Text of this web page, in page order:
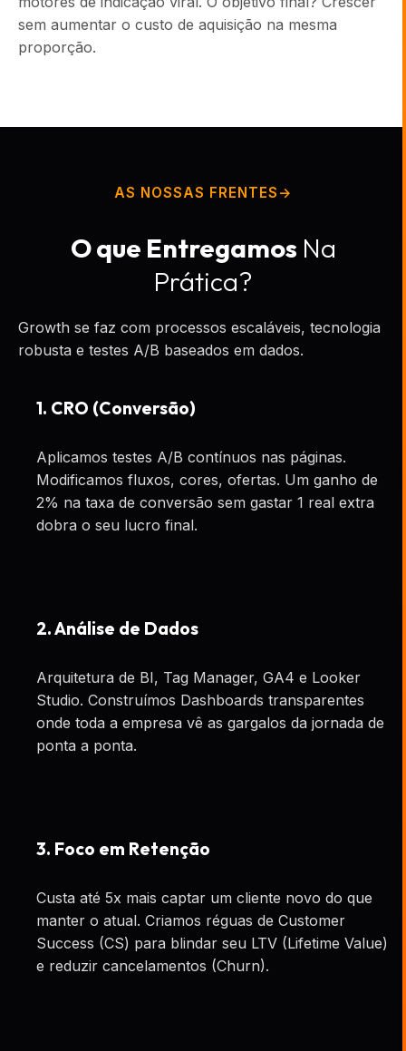
sem aumentar o custo de aquisição na mesma
proporção.
AS NOSSAS FRENTES
O que Entregamos Na
Prática?
Growth se faz com processos escaláveis, tecnologia
robusta e testes A/B baseados em dados.
1. CRO (Conversão)
Aplicamos testes A/B contínuos nas páginas.
Modificamos fluxos, cores, ofertas. Um ganho de
2% na taxa de conversão sem gastar 1 real extra
dobra o seu lucro final.
2. Análise de Dados
Arquitetura de BI, Tag Manager, GA4 e Looker
Studio. Construímos Dashboards transparentes
onde toda a empresa vê as gargalos da jornada de
ponta a ponta.
3. Foco em Retenção
Custa até 5x mais captar um cliente novo do que
manter o atual. Criamos réguas de Customer
Success (CS) para blindar seu LTV (Lifetime Value)
e reduzir cancelamentos (Churn).